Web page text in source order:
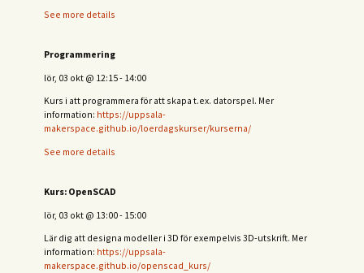
See more details
Programmering
lör, 03 okt @ 12:15- 14:00
Kurs i att programmera för att skapa t.ex. datorspel. Mer
information: https://uppsala-
makerspace.github.io/loerdagskurser/kurserna/
See more details
Kurs: OpenSCAD
lör, 03 okt @ 13:00- 15:00
Lär dig att designa modeller i 3D för exempelvis 3D-utskrift. Mer
information: https://uppsala-
makerspace.github.io/openscad_kurs/